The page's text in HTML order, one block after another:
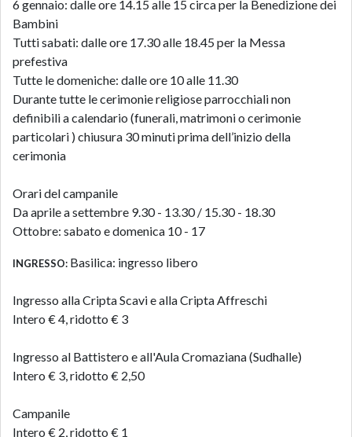
6 gennaio: dalle ore 14.15 alle 15 circa per la Benedizione dei
Bambini
Tutti sabati: dalle ore 17.30 alle 18.45 per la Messa
prefestiva
Tutte le domeniche: dalle ore 10 alle 11.30
Durante tutte le cerimonie religiose parrocchiali non
definibili a calendario (funerali, matrimoni o cerimonie
particolari ) chiusura 30 minuti prima dell’inizio della
cerimonia
Orari del campanile
Da aprile a settembre 9.30 - 13.30 / 15.30 - 18.30
Ottobre: sabato e domenica 10 - 17
INGRESSO: Basilica: ingresso libero
Ingresso alla Cripta Scavi e alla Cripta Affreschi
Intero € 4, ridotto € 3
Ingresso al Battistero e all'Aula Cromaziana (Sudhalle)
Intero € 3, ridotto € 2,50
Campanile
Intero € 2, ridotto € 1